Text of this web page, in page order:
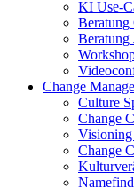
KI Use-
Beratung
Beratung
Change
Culture
Change
Change